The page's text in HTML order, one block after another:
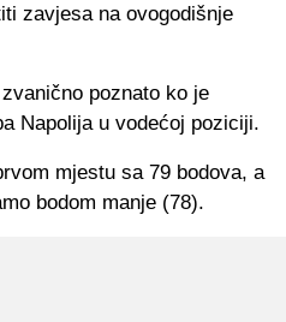
zavjesa na ovogodišnje
poznato ko je
Napolija u vodećoj poziciji.
mjestu sa 79 bodova, a
bodom manje (78).